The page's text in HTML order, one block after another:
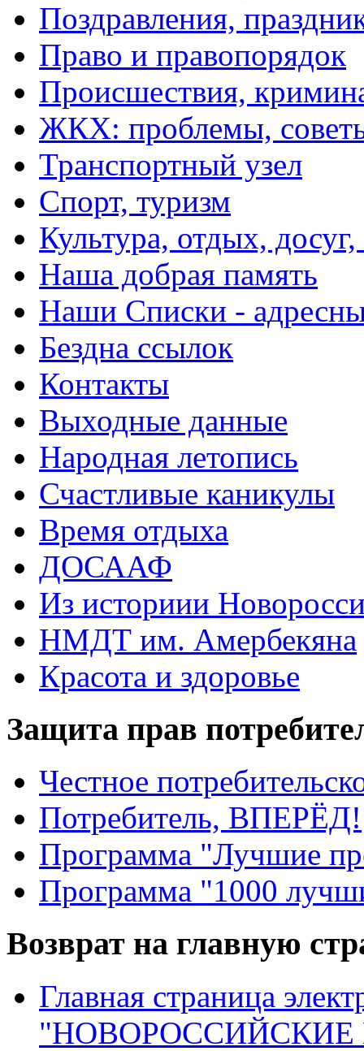
Поздравления,
Право и правопорядок
Происшествия,
ЖКХ: проблемы,
Транспортный узел
Спорт, туризм
Культура, отдых,
Наша добрая память
Наши Списки -
Бездна ссылок
Контакты
Выходные данные
Народная летопись
Счастливые каникулы
Время отдыха
ДОСААФ
Из историии
НМДТ им. Амербекяна
Красота и здоровье
Защита прав
Честное
Потребитель, ВПЕРЁД!
Программа "Лучшие
Программа "1000
Возврат на главную
Главная страница
"НОВОРОССИЙСКИЕ